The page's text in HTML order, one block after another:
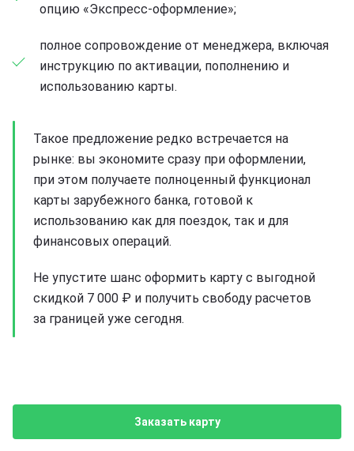
опцию «Экспресс-оформление»;
полное сопровождение от менеджера, включая
инструкцию по активации, пополнению и
использованию карты.
Такое предложение редко встречается на
рынке: вы экономите сразу при оформлении,
при этом получаете полноценный функционал
карты зарубежного банка, готовой к
использованию как для поездок, так и для
финансовых операций.
Не упустите шанс оформить карту с выгодной
скидкой 7 000 ₽ и получить свободу расчетов
за границей уже сегодня.
Заказать карту